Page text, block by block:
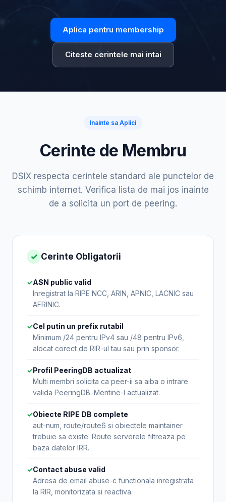
Aplica pentru membership
Citeste cerintele mai intai
Inainte sa Aplici
Cerinte de Membru
DSIX respecta cerintele standard ale punctelor de
schimb internet. Verifica lista de mai jos inainte
de a solicita un port de peering.
✓ Cerinte Obligatorii
✓ASN public valid
Inregistrat la RIPE NCC, ARIN, APNIC, LACNIC sau
AFRINIC.
✓Cel putin un prefix rutabil
Minimum /24 pentru IPv4 sau /48 pentru IPv6,
alocat corect de RIR-ul tau sau prin sponsor.
✓Profil PeeringDB actualizat
Multi membri solicita ca peer-ii sa aiba o intrare
valida PeeringDB. Mentine-l actualizat.
✓Obiecte RIPE DB complete
aut-num, route/route6 si obiectele maintainer
trebuie sa existe. Route serverele filtreaza pe
baza datelor IRR.
✓Contact abuse valid
Adresa de email abuse-c functionala inregistrata
la RIR, monitorizata si reactiva.